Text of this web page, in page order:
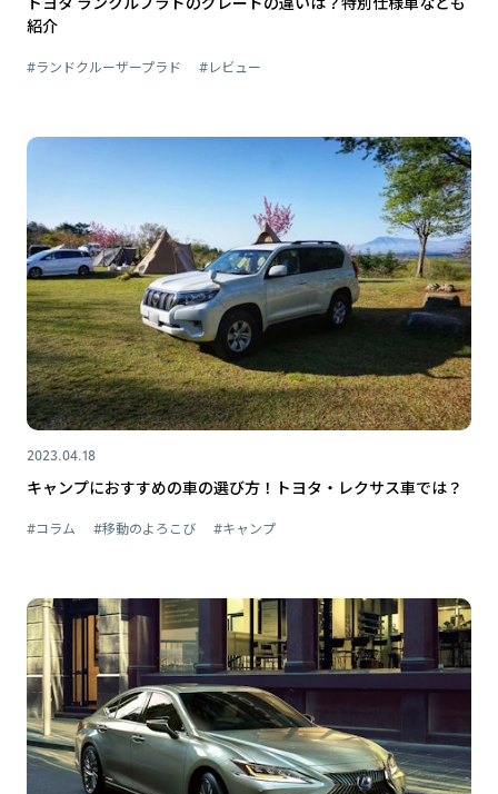
紹介
#ランドクルーザープラド #レビュー
2023.04.18
キャンプにおすすめの車の選び方！トヨタ・レクサス車では？
#コラム #移動のよろこび #キャンプ